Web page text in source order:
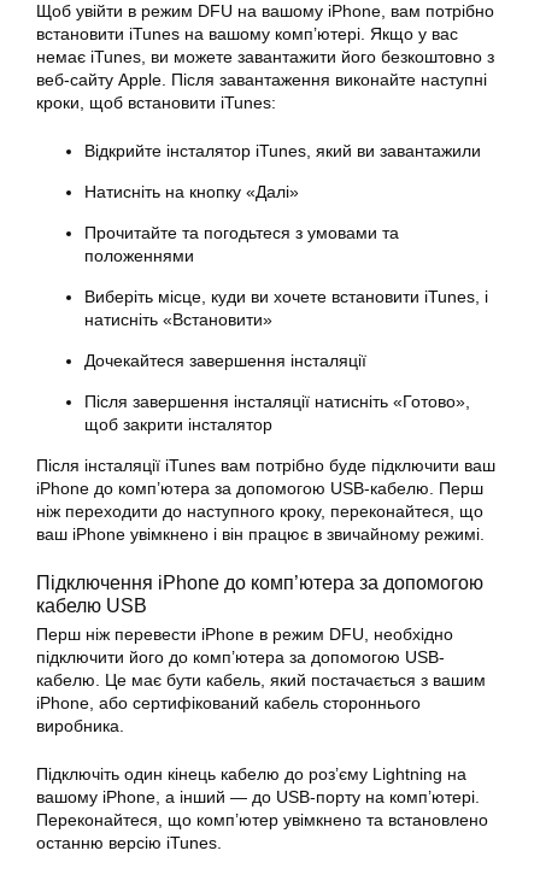
Щоб увійти в режим DFU на вашому iPhone, вам потрібно
встановити iTunes на вашому комп’ютері. Якщо у вас
немає iTunes, ви можете завантажити його безкоштовно з
веб-сайту Apple. Після завантаження виконайте наступні
кроки, щоб встановити iTunes:
Відкрийте інсталятор iTunes, який ви завантажили
Натисніть на кнопку «Далі»
Прочитайте та погодьтеся з умовами та
положеннями
Виберіть місце, куди ви хочете встановити iTunes, і
натисніть «Встановити»
Дочекайтеся завершення інсталяції
Після завершення інсталяції натисніть «Готово»,
щоб закрити інсталятор
Після інсталяції iTunes вам потрібно буде підключити ваш
iPhone до комп’ютера за допомогою USB-кабелю. Перш
ніж переходити до наступного кроку, переконайтеся, що
ваш iPhone увімкнено і він працює в звичайному режимі.
Підключення iPhone до комп’ютера за допомогою
кабелю USB
Перш ніж перевести iPhone в режим DFU, необхідно
підключити його до комп’ютера за допомогою USB-
кабелю. Це має бути кабель, який постачається з вашим
iPhone, або сертифікований кабель стороннього
виробника.
Підключіть один кінець кабелю до роз’єму Lightning на
вашому iPhone, а інший — до USB-порту на комп’ютері.
Переконайтеся, що комп’ютер увімкнено та встановлено
останню версію iTunes.